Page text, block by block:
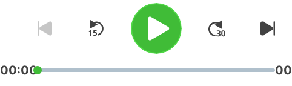
19-times emmy award-
journalist John Stossel,
host of Coindesk daily
"The Hash".
00:00